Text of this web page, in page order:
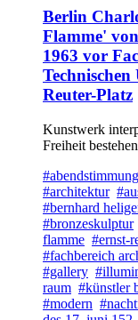
Berlin
Flamme'
1963 vor
Reuter-Platz
Kunstwerk
Freiheit
#abendstimmung
#architektur
#bernhard
#bronzeskulptur
flamme #ernst-
#fachbereich
#gallery
raum #künstler
#modern